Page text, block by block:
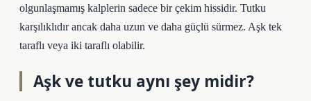
olgunlaşmamış kalplerin sadece bir çekim hissidir. Tutku
karşılıklıdır ancak daha uzun ve daha güçlü sürmez. Aşk tek
taraflı veya iki taraflı olabilir.
Aşk ve tutku aynı şey midir?